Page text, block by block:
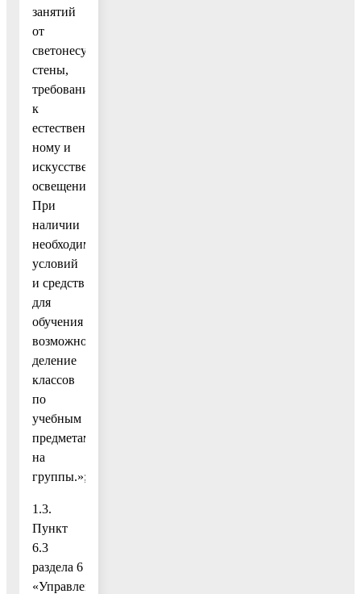
занятий
от
светонесущей
стены,
требований
к
естествен-
ному и
искусственному
освещению.
При
наличии
необходимых
условий
и средств
для
обучения
возможно
деление
классов
по
учебным
предметам
на
группы.»;
1.3.
Пункт
6.3
раздела 6
«Управление